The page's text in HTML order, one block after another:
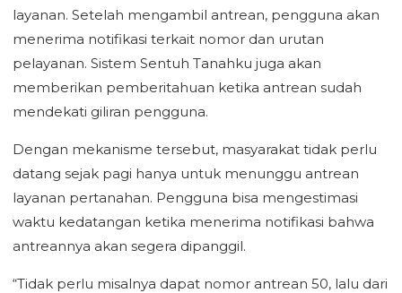
layanan. Setelah mengambil antrean, pengguna akan
menerima notifikasi terkait nomor dan urutan
pelayanan. Sistem Sentuh Tanahku juga akan
memberikan pemberitahuan ketika antrean sudah
mendekati giliran pengguna.
Dengan mekanisme tersebut, masyarakat tidak perlu
datang sejak pagi hanya untuk menunggu antrean
layanan pertanahan. Pengguna bisa mengestimasi
waktu kedatangan ketika menerima notifikasi bahwa
antreannya akan segera dipanggil.
“Tidak perlu misalnya dapat nomor antrean 50, lalu dari